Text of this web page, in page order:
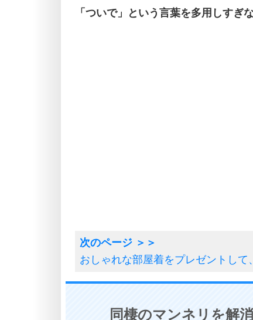
「ついで」という言葉を多用しすぎな
おしゃれな部屋着をプレゼントして
同棲のマンネリを解